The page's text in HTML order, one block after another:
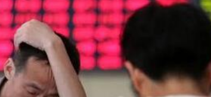
災獨立委員會工作 李家超暫停3項公職委任
見證文儒沉香從傳統邁向現代
團來瓊考察